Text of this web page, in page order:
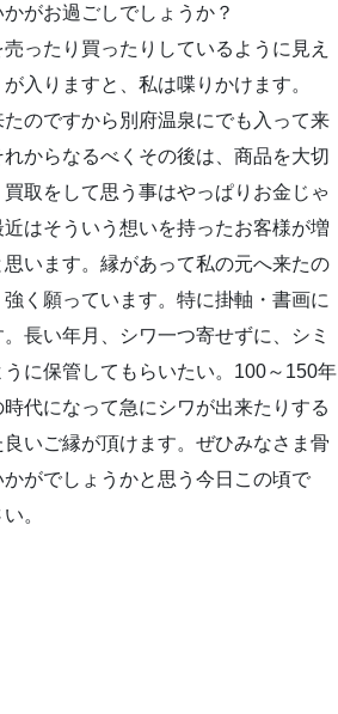
がお過ごしでしょうか？
ったり買ったりしているように見え
入りますと、私は喋りかけます。
のですから別府温泉にでも入って来
からなるべくその後は、商品を大切
取をして思う事はやっぱりお金じゃ
はそういう想いを持ったお客様が増
います。縁があって私の元へ来たの
く願っています。特に掛軸・書画に
長い年月、シワ一つ寄せずに、シミ
に保管してもらいたい。100～150年
代になって急にシワが出来たりする
いご縁が頂けます。ぜひみなさま骨
がでしょうかと思う今日この頃で
。